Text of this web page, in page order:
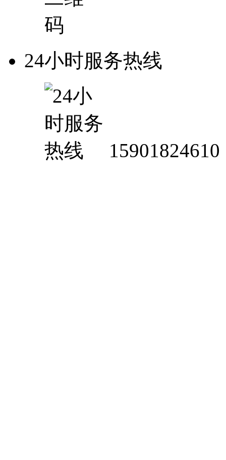
24小时服务热线
15901824610